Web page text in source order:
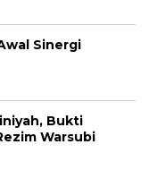
Sinergi
Bukti
Warsubi